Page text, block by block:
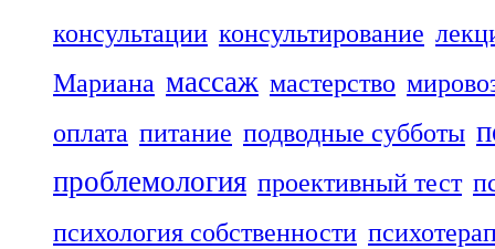
консультации консультирование
Мариана массаж мастерство
оплата питание подводные субботы
проблемология проективный тест
психология собственности